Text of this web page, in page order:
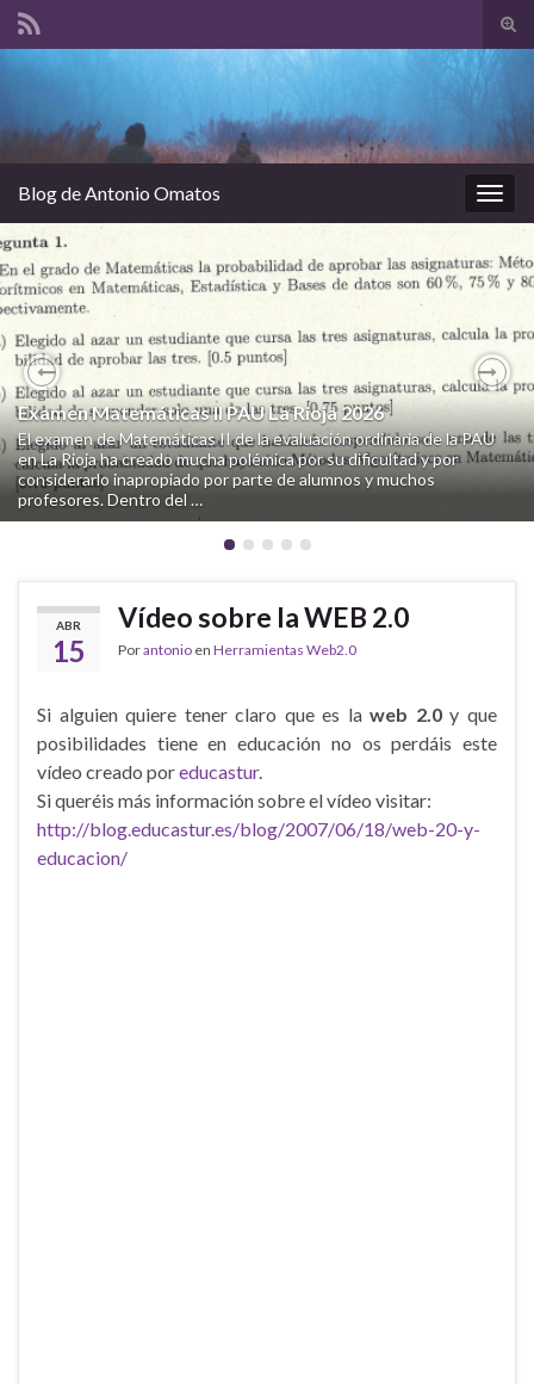
el
la
Blog de Antonio Omatos
Examen Matemáticas II PAU La Rioja 2026
El examen de Matemáticas II de la evaluación ordinaria de la PAU
en La Rioja ha creado mucha polémica por su dificultad y por
considerarlo inapropiado por parte de alumnos y muchos
profesores. Dentro del …
Previous
ABR
15
Vídeo sobre la WEB 2.0
Porantonio en Herramientas Web2.0
Si alguien quiere tener claro que es laweb 2.0y que
posibilidades tiene en educación no os perdáis este
vídeo creado poreducastur.
Si queréis más información sobre el vídeo visitar:
http://blog.educastur.es/blog/2007/06/18/web-20-y-
educacion/